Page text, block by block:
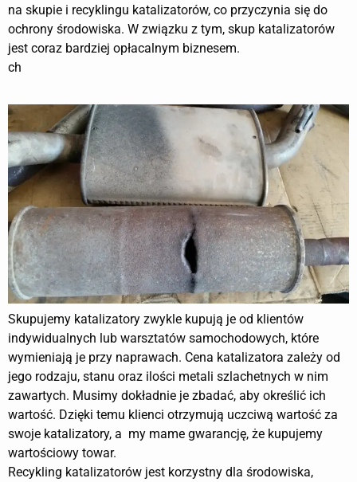
na skupie i recyklingu katalizatorów, co przyczynia się do
ochrony środowiska. W związku z tym, skup katalizatorów
jest coraz bardziej opłacalnym biznesem.
ch
Skupujemy katalizatory zwykle kupują je od klientów
indywidualnych lub warsztatów samochodowych, które
wymieniają je przy naprawach. Cena katalizatora zależy od
jego rodzaju, stanu oraz ilości metali szlachetnych w nim
zawartych. Musimy dokładnie je zbadać, aby określić ich
wartość. Dzięki temu klienci otrzymują uczciwą wartość za
swoje katalizatory, a my mame gwarancję, że kupujemy
wartościowy towar.
Recykling katalizatorów jest korzystny dla środowiska,